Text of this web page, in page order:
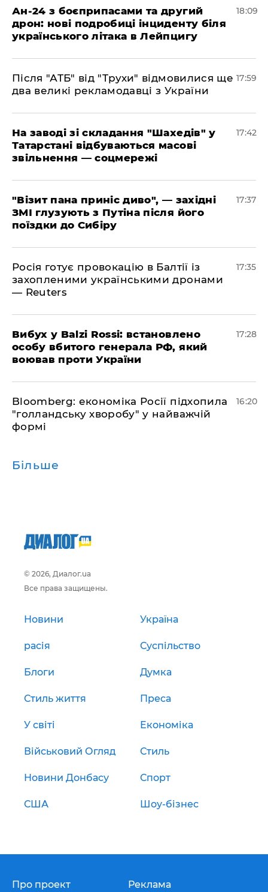
​Ан-24 з боєприпасами та другий
дрон: нові подробиці інциденту біля
українського літака в Лейпцигу
18:09
​Після "АТБ" від "Трухи" відмовилися ще
два великі рекламодавці з України
17:59
​На заводі зі складання "Шахедів" у
Татарстані відбуваються масові
звільнення — соцмережі
17:42
"Візит пана приніс диво", — західні
ЗМІ глузують з Путіна після його
поїздки до Сибіру
17:37
Росія готує провокацію в Балтії із
захопленими українськими дронами
— Reuters
17:35
​Вибух у Balzi Rossi: встановлено
особу вбитого генерала РФ, який
воював проти України
17:28
Bloomberg: економіка Росії підхопила
"голландську хворобу" у найважчій
формі
16:20
Більше
© 2026, Диалог.ua
Все права защищены.
Новини Україна
расія Суспільство
Блоги Думка
Стиль життя Преса
У світі Економіка
Військовий Огляд Стиль
Новини Донбасу Спорт
США Шоу-бізнес
Про проект Реклама